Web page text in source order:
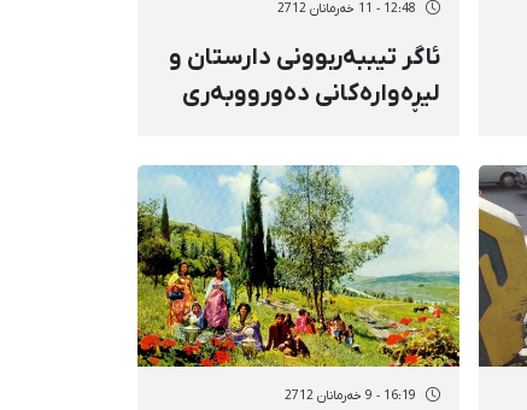
12:48 - 11 خەرمانان 2712
ئاگر تیببەربوونی دارستان و
لیڕەوارەكانی دەورووبەری
16:19 - 9 خەرمانان 2712